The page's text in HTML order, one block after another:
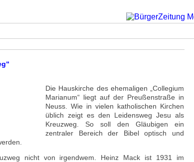
Die Hauskirche des ehemaligen „Collegium
Marianum“ liegt auf der Preußenstraße in
Neuss. Wie in vielen katholischen Kirchen
üblich zeigt es den Leidensweg Jesu als
Kreuzweg. So soll den Gläubigen ein
zentraler Bereich der Bibel optisch und
nicht von irgendwem. Heinz Mack ist 1931 im